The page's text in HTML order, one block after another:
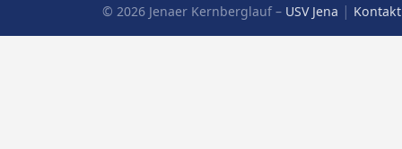
© 2026 Jenaer Kernberglauf – USV Jena | Kontakt